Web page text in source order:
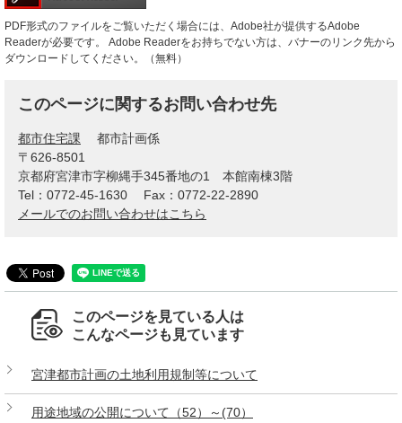
PDF形式のファイルをご覧いただく場合には、Adobe社が提供するAdobe
Readerが必要です。
Adobe Readerをお持ちでない方は、バナーのリンク先から
ダウンロードしてください。（無料）
このページに関するお問い合わせ先
都市住宅課
都市計画係
〒626-8501
京都府宮津市字柳縄手345番地の1 本館南棟3階
Tel：0772-45-1630
Fax：0772-22-2890
メールでのお問い合わせはこちら
このページを見ている人は
こんなページも見ています
宮津都市計画の土地利用規制等について
用途地域の公開について（52）～(70）